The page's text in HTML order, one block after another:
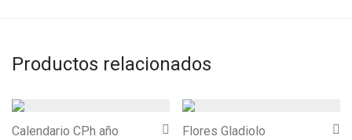
Productos relacionados
Calendario CPh año
Flores Gladiolo